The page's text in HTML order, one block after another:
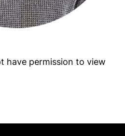
have permission to view